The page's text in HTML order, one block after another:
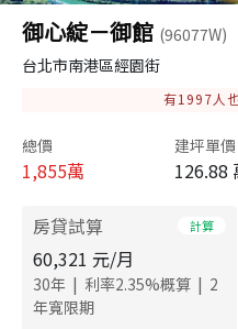
御心綻－御館 (96077W)
台北市南港區經園街
有1997人
總價
1,855萬
建坪單價
126.88
房貸試算 計算
60,321 元/月
30年 | 利率2.35%概算 | 2
年寬限期